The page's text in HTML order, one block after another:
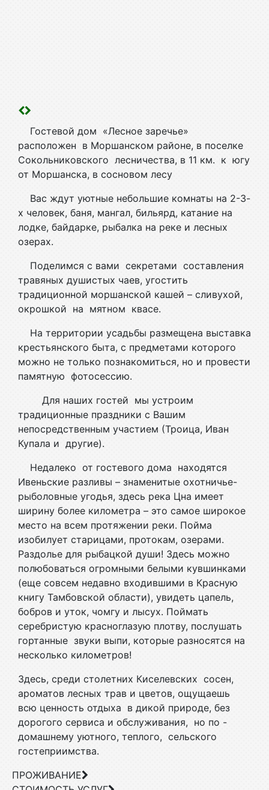
Гостевой дом «Лесное заречье»
расположен в Моршанском районе, в поселке
Сокольниковского лесничества, в 11 км. к югу
от Моршанска, в сосновом лесу
Вас ждут уютные небольшие комнаты на 2-3-
х человек, баня, мангал, бильярд, катание на
лодке, байдарке, рыбалка на реке и лесных
озерах.
Поделимся с вами секретами составления
травяных душистых чаев, угостить
традиционной моршанской кашей – сливухой,
окрошкой на мятном квасе.
На территории усадьбы размещена выставка
крестьянского быта, с предметами которого
можно не только познакомиться, но и провести
памятную фотосессию.
Для наших гостей мы устроим
традиционные праздники с Вашим
непосредственным участием (Троица, Иван
Купала и другие).
Недалеко от гостевого дома находятся
Ивеньские разливы – знаменитые охотничье-
рыболовные угодья, здесь река Цна имеет
ширину более километра – это самое широкое
место на всем протяжении реки. Пойма
изобилует старицами, протокам, озерами.
Раздолье для рыбацкой души! Здесь можно
полюбоваться огромными белыми кувшинками
(еще совсем недавно входившими в Красную
книгу Тамбовской области), увидеть цапель,
бобров и уток, чомгу и лысух. Поймать
серебристую красноглазую плотву, послушать
гортанные звуки выпи, которые разносятся на
несколько километров!
Здесь, среди столетних Киселевских сосен,
ароматов лесных трав и цветов, ощущаешь
всю ценность отдыха в дикой природе, без
дорогого сервиса и обслуживания, но по -
домашнему уютного, теплого, сельского
гостеприимства.
ПРОЖИВАНИЕ